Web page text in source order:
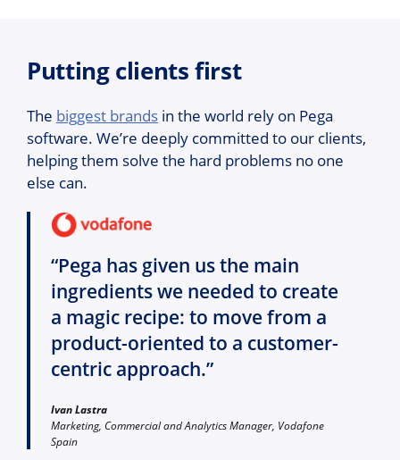
Putting clients first
The biggest brands in the world rely on Pega
software. We’re deeply committed to our clients,
helping them solve the hard problems no one
else can.
“Pega has given us the main
ingredients we needed to create
a magic recipe: to move from a
product-oriented to a customer-
centric approach.”
Ivan Lastra
Marketing, Commercial and Analytics Manager, Vodafone
Spain